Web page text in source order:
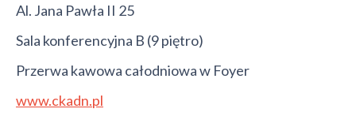
Al. Jana Pawła II 25
Sala konferencyjna B (9 piętro)
Przerwa kawowa całodniowa w Foyer
www.ckadn.pl